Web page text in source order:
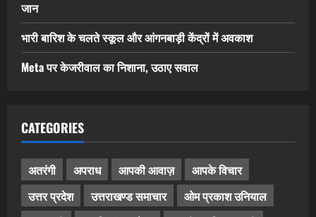
जान
भारी बारिश के चलते स्कूल और आंगनबाड़ी केंद्रों में अवकाश
Meta पर केजरीवाल का निशाना, उठाए सवाल
CATEGORIES
अतरंगी अपराध आपकी आवाज़
आपके विचार
उत्तर प्रदेश
उत्तराखण्ड समाचार
ओम प्रकाश उनियाल